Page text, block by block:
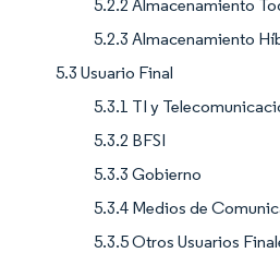
5.2.2 Almacenamiento
5.2.3 Almacenamiento
5.3 Usuario Final
5.3.1 TI y
5.3.2 BFSI
5.3.3 Gobierno
5.3.4 Medios de
5.3.5 Otros Usuarios